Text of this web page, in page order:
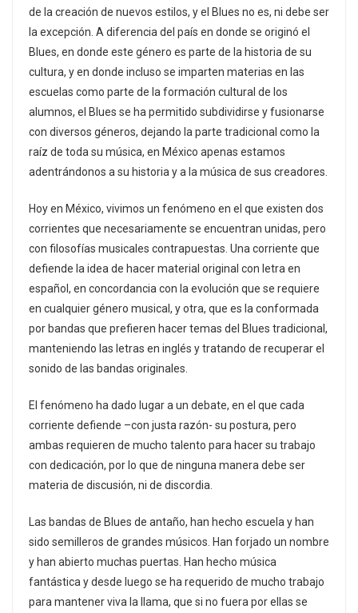
de la creación de nuevos estilos, y el Blues no es, ni debe ser
la excepción. A diferencia del país en donde se originó el
Blues, en donde este género es parte de la historia de su
cultura, y en donde incluso se imparten materias en las
escuelas como parte de la formación cultural de los
alumnos, el Blues se ha permitido subdividirse y fusionarse
con diversos géneros, dejando la parte tradicional como la
raíz de toda su música, en México apenas estamos
adentrándonos a su historia y a la música de sus creadores.
Hoy en México, vivimos un fenómeno en el que existen dos
corrientes que necesariamente se encuentran unidas, pero
con filosofías musicales contrapuestas. Una corriente que
defiende la idea de hacer material original con letra en
español, en concordancia con la evolución que se requiere
en cualquier género musical, y otra, que es la conformada
por bandas que prefieren hacer temas del Blues tradicional,
manteniendo las letras en inglés y tratando de recuperar el
sonido de las bandas originales.
El fenómeno ha dado lugar a un debate, en el que cada
corriente defiende –con justa razón- su postura, pero
ambas requieren de mucho talento para hacer su trabajo
con dedicación, por lo que de ninguna manera debe ser
materia de discusión, ni de discordia.
Las bandas de Blues de antaño, han hecho escuela y han
sido semilleros de grandes músicos. Han forjado un nombre
y han abierto muchas puertas. Han hecho música
fantástica y desde luego se ha requerido de mucho trabajo
para mantener viva la llama, que si no fuera por ellas se